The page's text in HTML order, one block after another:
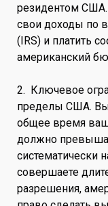
резидентом США.
свои доходы по
(IRS) и платить
американский
2. Ключевое
пределы США.
общее время
должно
систематически
совершаете
разрешения,